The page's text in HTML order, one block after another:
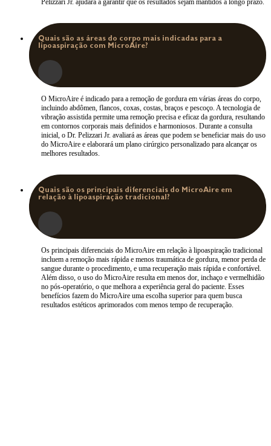
Pelizzari Jr. ajudará a garantir que os resultados sejam mantidos a longo prazo.
Quais são as áreas do corpo mais indicadas para a
lipoaspiração com MicroAire?
O MicroAire é indicado para a remoção de gordura em várias áreas do corpo,
incluindo abdômen, flancos, coxas, costas, braços e pescoço. A tecnologia de
vibração assistida permite uma remoção precisa e eficaz da gordura, resultando
em contornos corporais mais definidos e harmoniosos. Durante a consulta
inicial, o Dr. Pelizzari Jr. avaliará as áreas que podem se beneficiar mais do uso
do MicroAire e elaborará um plano cirúrgico personalizado para alcançar os
melhores resultados.
Quais são os principais diferenciais do MicroAire em
relação à lipoaspiração tradicional?
Os principais diferenciais do MicroAire em relação à lipoaspiração tradicional
incluem a remoção mais rápida e menos traumática de gordura, menor perda de
sangue durante o procedimento, e uma recuperação mais rápida e confortável.
Além disso, o uso do MicroAire resulta em menos dor, inchaço e vermelhidão
no pós-operatório, o que melhora a experiência geral do paciente. Esses
benefícios fazem do MicroAire uma escolha superior para quem busca
resultados estéticos aprimorados com menos tempo de recuperação.